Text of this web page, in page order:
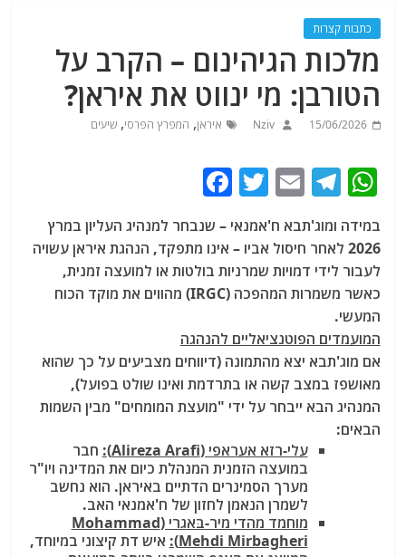
כתבות קצרות
מלכות הגיהינום – הקרב על
הטורבן: מי ינווט את איראן?
15/06/2026
Nziv איראן, המפרץ הפרסי,שיעים
W
at
s
A
p
p
T
e
g
ra
m
E
m
ai
l
T
itt
er
c
e
b
o
o
k
במידה ומוג'תבא ח'אמנאי – שנבחר למנהיג העליון במרץ
2026 לאחר חיסול אביו – אינו מתפקד, הנהגת איראן עשויה
לעבור לידי דמויות שמרניות בולטות או למועצה זמנית,
כאשר משמרות המהפכה (IRGC) מהווים את מוקד הכוח
המעשי.
המועמדים הפוטנציאליים להנהגה
אם מוג'תבא יצא מהתמונה (דיווחים מצביעים על כך שהוא
מאושפז במצב קשה או בתרדמת ואינו שולט בפועל),
המנהיג הבא ייבחר על ידי "מועצת המומחים" מבין השמות
הבאים:
עלי-רזא אעראפי (Alireza Arafi):
חבר
במועצה הזמנית המנהלת כיום את המדינה ויו"ר
מערך הסמינרים הדתיים באיראן. הוא נחשב
לשמרן הנאמן לחזון של ח'אמנאי האב.
מוחמד מהדי מיר-בּאגרי (Mohammad
Mehdi Mirbagheri):
איש דת קיצוני במיוחד,